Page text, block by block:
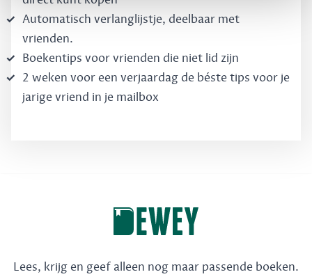
Automatisch verlanglijstje, deelbaar met
vrienden.
Boekentips voor vrienden die niet lid zijn
2 weken voor een verjaardag de béste tips voor je
jarige vriend in je mailbox
Lees, krijg en geef alleen nog maar passende boeken.